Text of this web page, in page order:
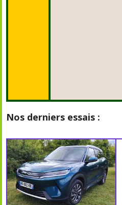
Nos derniers essais :